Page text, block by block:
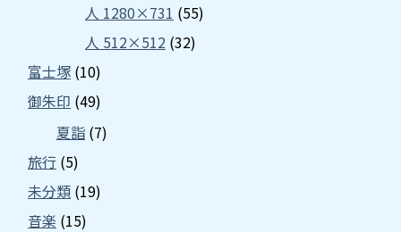
人 1280×731 (55)
人 512×512 (32)
富士塚 (10)
御朱印 (49)
夏詣 (7)
旅行 (5)
未分類 (19)
音楽 (15)